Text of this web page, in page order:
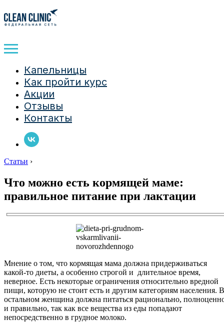
Капельницы
Как пройти курс
Акции
Отзывы
Контакты
Статьи ›
Что можно есть кормящей маме:
правильное питание при лактации
Мнение о том, что кормящая мама должна придерживаться
какой-то диеты, а особенно строгой и длительное время,
неверное. Есть некоторые ограничения относительно вредной
пищи, которую не стоит есть и другим категориям населения. В
остальном женщина должна питаться рационально,
и правильно, так как все вещества из еды попадают
непосредственно в грудное молоко.